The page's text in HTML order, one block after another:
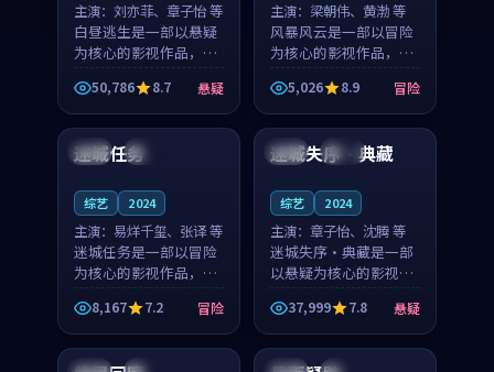
主演： 刘亦菲、章子怡 等
白昼逃生是一部以悬疑
为核心的影视作品，围
绕危机、反转与人物成
长展开，整体节奏紧
凑，值得推荐观看。
50,786 8.7 悬疑
主演： 梁朝伟、黄渤 等
风暴风云是一部以冒险
为核心的影视作品，围
绕危机、反转与人物成
长展开，整体节奏紧
凑，值得推荐观看。
5,026 8.9 冒险
日本 院线
迷城任务
综艺 2024
主演： 易烊千玺、张译 等
迷城任务是一部以冒险
为核心的影视作品，围
绕危机、反转与人物成
长展开，整体节奏紧
凑，值得推荐观看。
8,167 7.2 冒险
泰国 独播
迷城失序·典藏
综艺 2024
主演： 章子怡、沈腾 等
迷城失序·典藏是一部
以悬疑为核心的影视作
品，围绕危机、反转与
人物成长展开，整体节
奏紧凑，值得推荐观
看。
37,999 7.8 悬疑